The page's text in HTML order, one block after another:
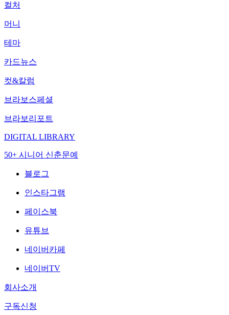
컬처
머니
테마
카드뉴스
컷&칼럼
브라보스페셜
브라보리포트
DIGITAL LIBRARY
50+ 시니어 신춘문예
블로그
인스타그램
페이스북
유튜브
네이버카페
네이버TV
회사소개
구독신청